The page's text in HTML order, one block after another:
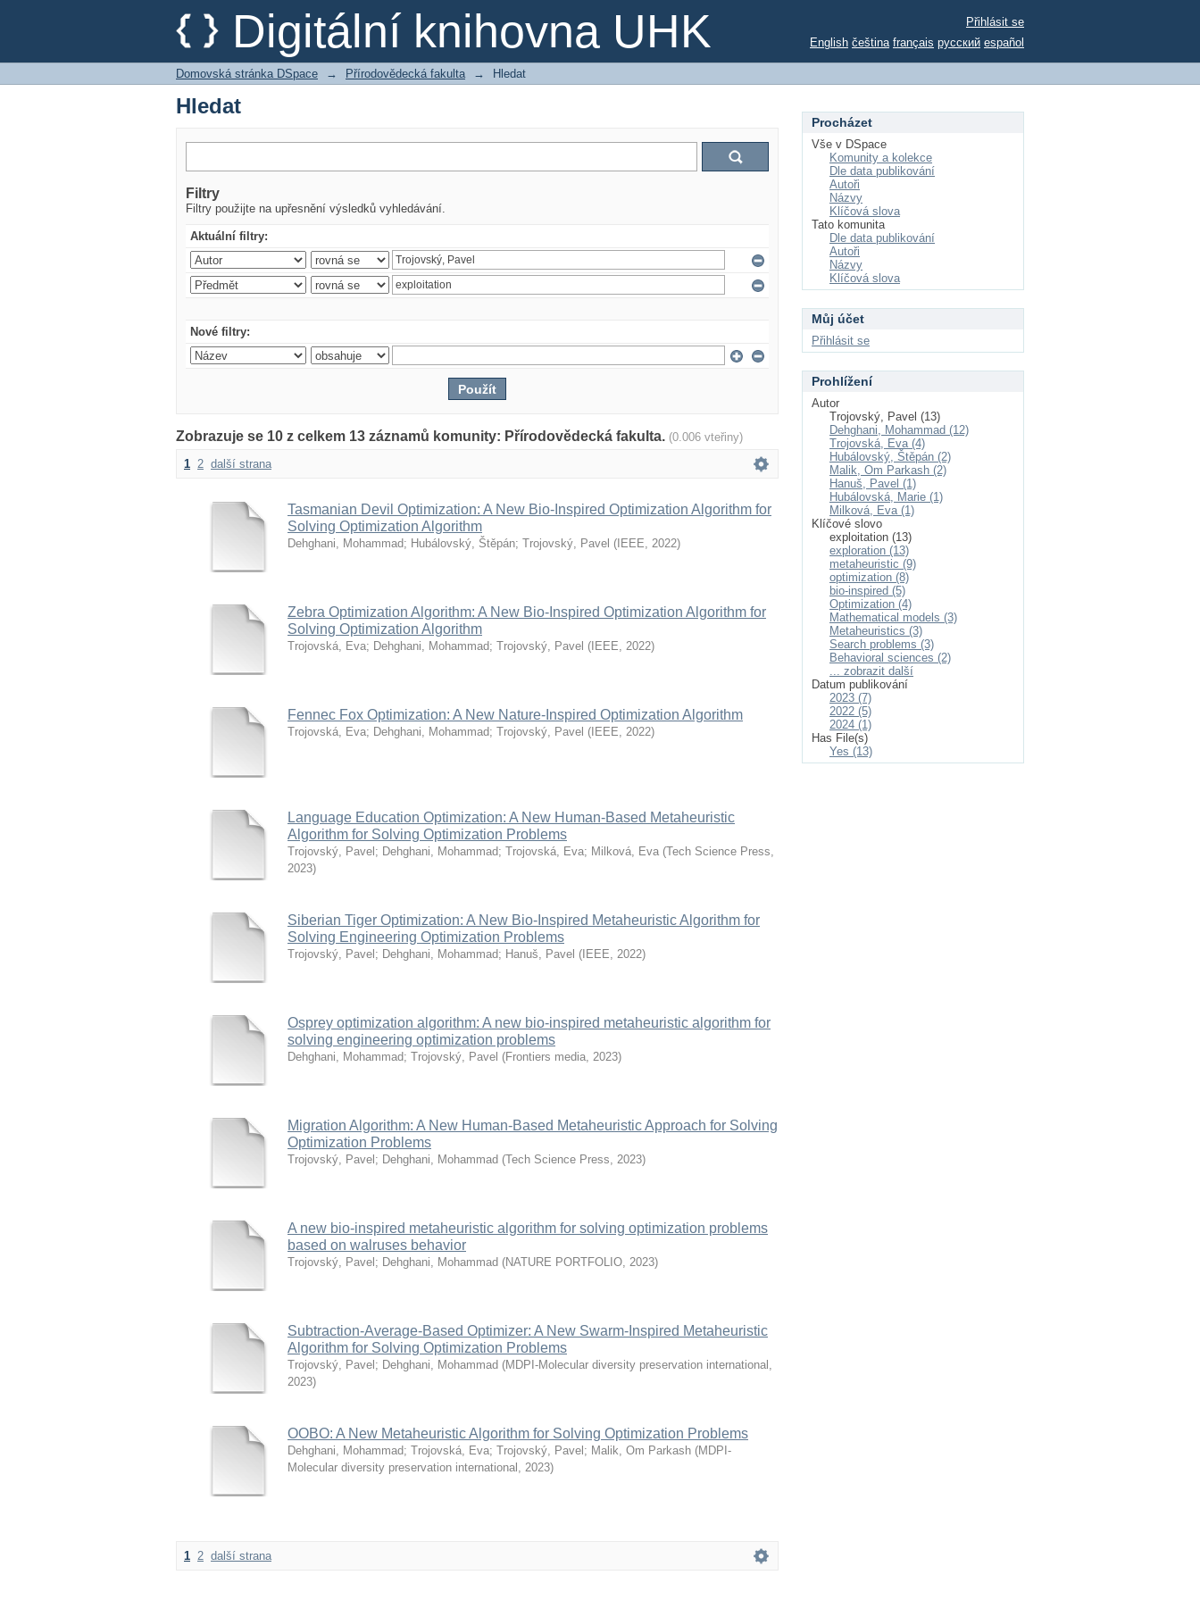
Digitální knihovna UHK
Hledat
Přihlásit se
English čeština français русский español
Domovská stránka DSpace → Přírodovědecká fakulta → Hledat
Hledat
Filtry
Filtry použijte na upřesnění výsledků vyhledávání.
Aktuální filtry:
Nové filtry:
Zobrazuje se 10 z celkem 13 záznamů komunity: Přírodovědecká fakulta. (0.006 vteřiny)
1 2 další strana
Tasmanian Devil Optimization: A New Bio-Inspired Optimization Algorithm for
Solving Optimization Algorithm
Dehghani, Mohammad; Hubálovský, Štěpán; Trojovský, Pavel ( IEEE, 2022)
Zebra Optimization Algorithm: A New Bio-Inspired Optimization Algorithm for
Solving Optimization Algorithm
Trojovská, Eva; Dehghani, Mohammad; Trojovský, Pavel ( IEEE, 2022)
Fennec Fox Optimization: A New Nature-Inspired Optimization Algorithm
Trojovská, Eva; Dehghani, Mohammad; Trojovský, Pavel ( IEEE, 2022)
Language Education Optimization: A New Human-Based Metaheuristic
Algorithm for Solving Optimization Problems
Trojovský, Pavel ; Dehghani, Mohammad; Trojovská, Eva; Milková, Eva (Tech Science Press,
2023)
Siberian Tiger Optimization: A New Bio-Inspired Metaheuristic Algorithm for
Solving Engineering Optimization Problems
Trojovský, Pavel ; Dehghani, Mohammad; Hanuš, Pavel ( IEEE, 2022)
Osprey optimization algorithm: A new bio-inspired metaheuristic algorithm for
solving engineering optimization problems
Dehghani, Mohammad; Trojovský, Pavel (Frontiers media, 2023)
Migration Algorithm: A New Human-Based Metaheuristic Approach for Solving
Optimization Problems
Trojovský, Pavel ; Dehghani, Mohammad (Tech Science Press, 2023)
A new bio-inspired metaheuristic algorithm for solving optimization problems
based on walruses behavior
Trojovský, Pavel ; Dehghani, Mohammad (NATURE PORTFOLIO, 2023)
Subtraction-Average-Based Optimizer: A New Swarm-Inspired Metaheuristic
Algorithm for Solving Optimization Problems
Trojovský, Pavel ; Dehghani, Mohammad (MDPI-Molecular diversity preservation international ,
2023)
OOBO: A New Metaheuristic Algorithm for Solving Optimization Problems
Dehghani, Mohammad; Trojovská, Eva; Trojovský, Pavel ; Malik, Om Parkash (MDPI-
Molecular diversity preservation international , 2023)
1 2 další strana
Procházet
Vše v DSpace
Komunity a kolekce
Dle data publikování
Autoři
Názvy
Klíčová slova
Tato komunita
Dle data publikování
Autoři
Názvy
Klíčová slova
Můj účet
Přihlásit se
Prohlížení
Autor
Trojovský, Pavel (13)
Dehghani, Mohammad (12)
Trojovská, Eva (4)
Hubálovský, Štěpán (2)
Malik, Om Parkash (2)
Hanuš, Pavel (1)
Hubálovská, Marie (1)
Milková, Eva (1)
Klíčové slovo
exploitation (13)
exploration (13)
metaheuristic (9)
optimization (8)
bio-inspired (5)
Optimization (4)
Mathematical models (3)
Metaheuristics (3)
Search problems (3)
Behavioral sciences (2)
... zobrazit další
Datum publikování
2023 (7)
2022 (5)
2024 (1)
Has File(s)
Yes (13)